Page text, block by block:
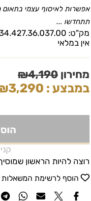
אפשרות לאיסוף עצמי
תתחדשו ...
מק"ט:
אין במלאי
מחירון ₪4,190
במבצע : 3,290
רוצה להיות הראשון
הוסף לרשימת המשאלות